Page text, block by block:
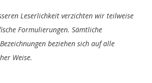
Leserlichkeit verzichten wir teilweise
Formulierungen. Sämtliche
beziehen sich auf alle
Weise.